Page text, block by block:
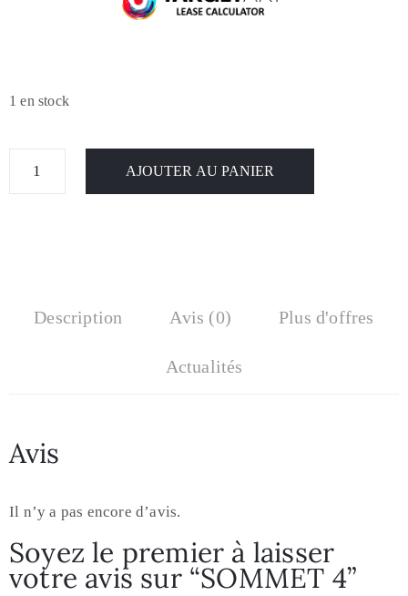
1 en stock
AJOUTER AU PANIER
Description Avis (0) Plus d'offres
Actualités
Avis
Il n’y a pas encore d’avis.
Soyez le premier à laisser
votre avis sur “SOMMET 4”